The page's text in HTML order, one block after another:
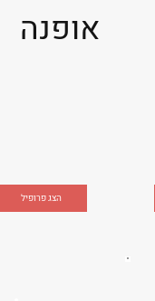
אופנה
הצג פרופיל